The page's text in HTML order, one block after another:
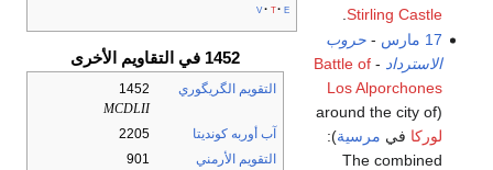
v t e
1452 في التقاويم الأخرى
التقويم الگريگوري
1452
MCDLII
آب أوربه كونديتا
2205
التقويم الأرمني
901
Stirling Castle
17 مارس
-حروب
الاسترداد -
Battle of
Los Alporchones
(around the city of
لوركا في مرسية):
The combined